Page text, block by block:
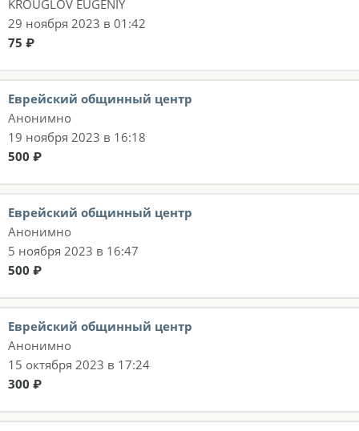
KROUGLOV EUGENIY
29 ноября 2023 в 01:42
75 ₽
Еврейский общинный центр
Анонимно
19 ноября 2023 в 16:18
500 ₽
Еврейский общинный центр
Анонимно
5 ноября 2023 в 16:47
500 ₽
Еврейский общинный центр
Анонимно
15 октября 2023 в 17:24
300 ₽